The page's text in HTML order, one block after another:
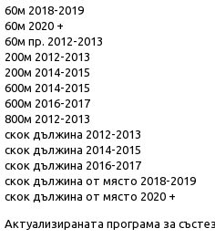
60м 2018-2019
60м 2020 +
60м пр. 2012-2013
200м 2012-2013
200м 2014-2015
600м 2014-2015
600м 2016-2017
800м 2012-2013
скок дължина 2012-2013
скок дължина 2014-2015
скок дължина 2016-2017
скок дължина от място 2018-2019
скок дължина от място 2020 +
Актуализираната програма за